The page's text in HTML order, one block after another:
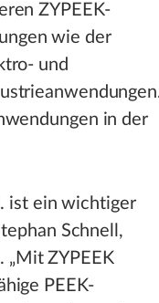
ZYPEEK-
wie der
und
in der
ist ein wichtiger
Schnell,
„Mit ZYPEEK
PEEK-